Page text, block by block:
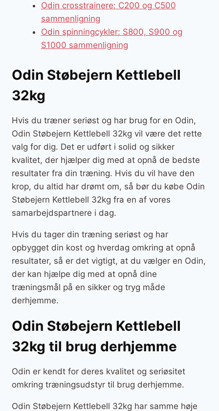
Odin crosstrainere: C200 og C500
sammenligning
Odin spinningcykler: S800, S900 og
S1000 sammenligning
Odin Støbejern Kettlebell
32kg
Hvis du træner seriøst og har brug for en Odin,
Odin Støbejern Kettlebell 32kg vil være det rette
valg for dig. Det er udført i solid og sikker
kvalitet, der hjælper dig med at opnå de bedste
resultater fra din træning. Hvis du vil have den
krop, du altid har drømt om, så bør du købe Odin
Støbejern Kettlebell 32kg fra en af vores
samarbejdspartnere i dag.
Hvis du tager din træning seriøst og har
opbygget din kost og hverdag omkring at opnå
resultater, så er det vigtigt, at du vælger en Odin,
der kan hjælpe dig med at opnå dine
træningsmål på en sikker og tryg måde
derhjemme.
Odin Støbejern Kettlebell
32kg til brug derhjemme
Odin er kendt for deres kvalitet og seriøsitet
omkring træningsudstyr til brug derhjemme.
Odin Støbejern Kettlebell 32kg har samme høje